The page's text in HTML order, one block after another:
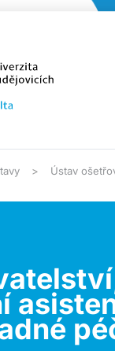
Ústav